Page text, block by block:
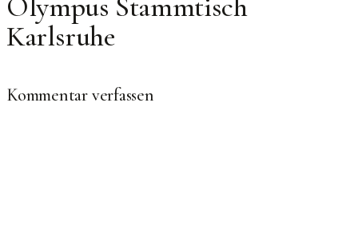
Karlsruhe
Kommentar verfassen